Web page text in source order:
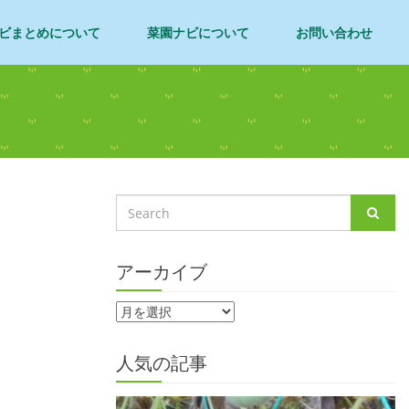
まとめについて 菜園ナビについて お問い合わせ
アーカイブ
人気の記事